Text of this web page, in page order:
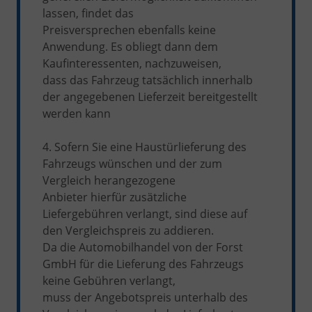
lassen, findet das
Preisversprechen ebenfalls keine
Anwendung. Es obliegt dann dem
Kaufinteressenten, nachzuweisen,
dass das Fahrzeug tatsächlich innerhalb
der angegebenen Lieferzeit bereitgestellt
werden kann
4. Sofern Sie eine Haustürlieferung des
Fahrzeugs wünschen und der zum
Vergleich herangezogene
Anbieter hierfür zusätzliche
Liefergebühren verlangt, sind diese auf
den Vergleichspreis zu addieren.
Da die Automobilhandel von der Forst
GmbH für die Lieferung des Fahrzeugs
keine Gebühren verlangt,
muss der Angebotspreis unterhalb des